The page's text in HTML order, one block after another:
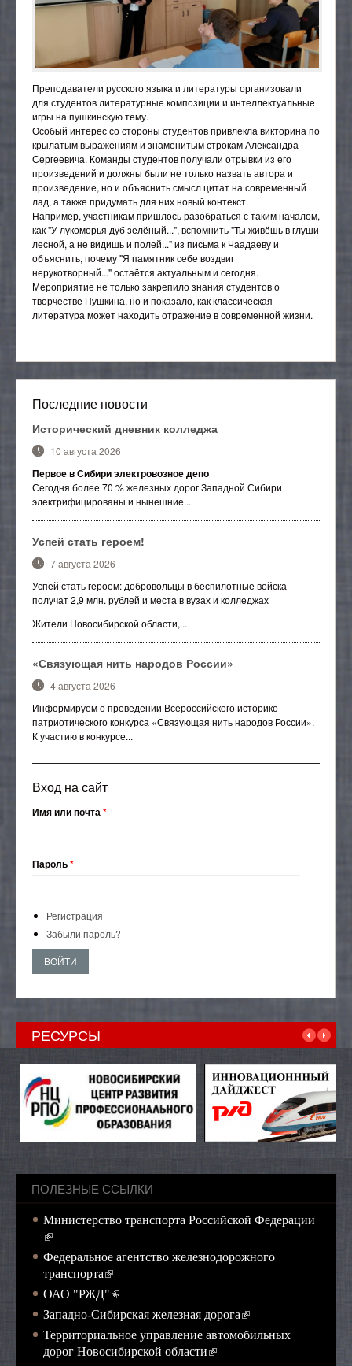
Педагогический (научно-педагогический) состав
Материально-техническое обеспечение и
оснащённость образовательного процесса
Платные образовательные услуги
Образовательные стандарты и требования
Финансово-хозяйственная деятельность
обучающихся
Доступная среда
Международное сотрудничество
Стипендии и иные виды материальной поддержки
обучающихся
Противодействие коррупции
Организация питания в образовательной
организации
Трудоустройство
Антитеррор, защита от ЧС
ПАМЯТКИ СТУДЕНТУ!
Пушкинская карта
Общественные организации колледжа
Народный коллектив "ТРИУМФ"
Ветеранская организация
Совет Студентов
Студенческий профсоюз
Профсоюз
Волонтёрский отряд
Студенческий клуб Российского Союза Молодежи
Самоорганизация
23.01.11 Слесарь-электрик по ремонту
электрооборудования подвижного состава
23.02.06 Техническая эксплуатация подвижного
путевое хозяйство
43.01.06 Проводник на железнодорожном
транспорте
Результаты приема
Гарантии работникам
Экскурсия по ГБПОУ НСО "НКТТ имени Н.А.Лунина"
Личный кабинет налогоплательщика
Специальная оценка условий труда (СОУТ)
Преподаватели русского языка и литературы организовали
для студентов литературные композиции и интеллектуальные
игры на пушкинскую тему.
Особый интерес со стороны студентов привлекла викторина по
крылатым выражениям и знаменитым строкам Александра
Сергеевича. Команды студентов получали отрывки из его
произведений и должны были не только назвать автора и
произведение, но и объяснить смысл цитат на современный
лад, а также придумать для них новый контекст.
Например, участникам пришлось разобраться с таким началом,
как "У лукоморья дуб зелёный...", вспомнить "Ты живёшь в глуши
лесной, а не видишь и полей..." из письма к Чаадаеву и
объяснить, почему "Я памятник себе воздвиг
нерукотворный..." остаётся актуальным и сегодня.
Мероприятие не только закрепило знания студентов о
творчестве Пушкина, но и показало, как классическая
литература может находить отражение в современной жизни.
Последние новости
Исторический дневник колледжа
10 августа 2026
Первое в Сибири электровозное депо
Сегодня более 70 % железных дорог Западной Сибири
электрифицированы и нынешние...
Успей стать героем!
7 августа 2026
Успей стать героем: добровольцы в беспилотные войска
получат 2,9 млн. рублей и места в вузах и колледжах
Жители Новосибирской области,...
«Связующая нить народов России»
4 августа 2026
Информируем о проведении Всероссийского историко-
патриотического конкурса «Связующая нить народов России».
К участию в конкурсе...
Вход на сайт
Имя или почта*
Пароль*
Регистрация
Забыли пароль?
РЕСУРСЫ
ПОЛЕЗНЫЕ ССЫЛКИ
Министерство транспорта Российской Федерации
(внешняя ссылка)
Федеральное агентство железнодорожного
транспорта(внешняя ссылка)
ОАО "РЖД"(внешняя ссылка)
Западно-Сибирская железная дорога(внешняя ссылка)
Территориальное управление автомобильных
дорог Новосибирской области(внешняя ссылка)